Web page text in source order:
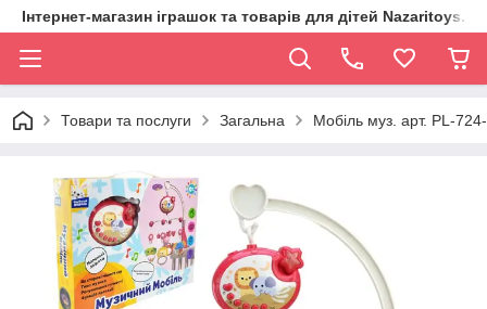
Інтернет-магазин іграшок та товарів для дітей
Товари та послуги Загальна Мобіль муз. арт. PL-